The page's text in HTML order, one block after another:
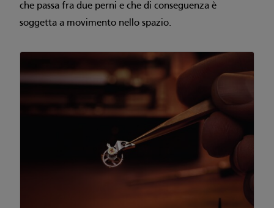
che passa fra due perni e che di conseguenza è
soggetta a movimento nello spazio.